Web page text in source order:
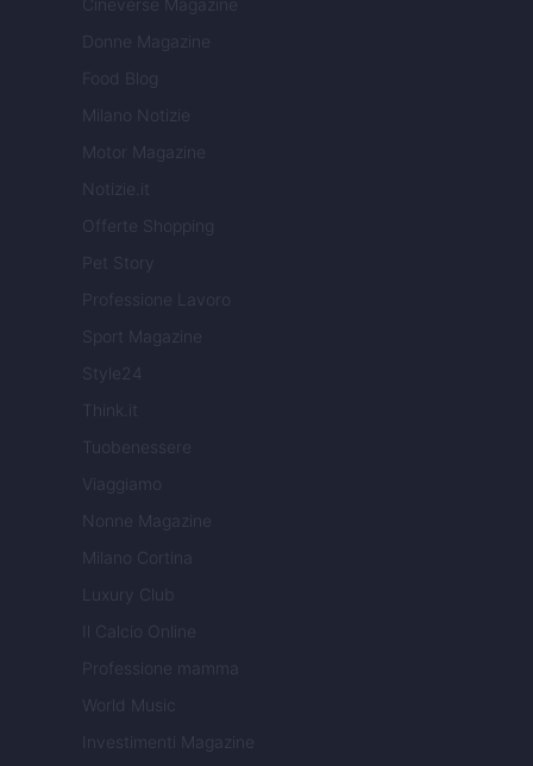
Cineverse Magazine
Donne Magazine
Food Blog
Milano Notizie
Motor Magazine
Notizie.it
Offerte Shopping
Pet Story
Professione Lavoro
Sport Magazine
Style24
Think.it
Tuobenessere
Viaggiamo
Nonne Magazine
Milano Cortina
Luxury Club
Il Calcio Online
Professione mamma
World Music
Investimenti Magazine